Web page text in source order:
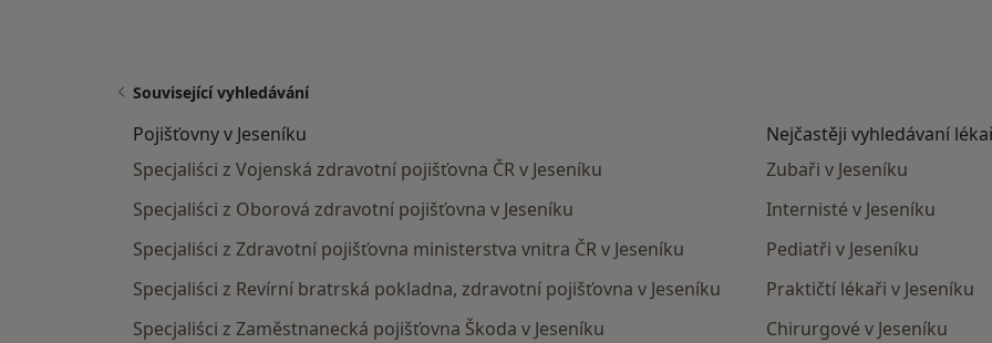
Související vyhledávání
Pojišťovny v Jeseníku
Specjaliści z Vojenská zdravotní pojišťovna ČR v Jeseníku
Specjaliści z Oborová zdravotní pojišťovna v Jeseníku
Specjaliści z Zdravotní pojišťovna ministerstva vnitra ČR v Jeseníku
Specjaliści z Revírní bratrská pokladna, zdravotní pojišťovna v Jeseníku
Specjaliści z Zaměstnanecká pojišťovna Škoda v Jeseníku
Nejčastěji vyhledávaní
Zubaři v Jeseníku
Internisté v Jeseníku
Pediatři v Jeseníku
Praktičtí lékaři v Jeseníku
Chirurgové v Jeseníku